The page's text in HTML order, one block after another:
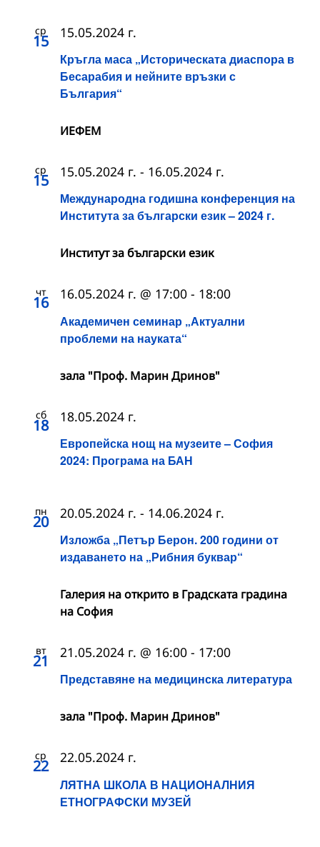
ср
15
Кръгла маса „Историческата диаспора в
Бесарабия и нейните връзки с
България“
15.05.2024 г.
ИЕФЕМ
ср
15
Международна годишна конференция на
Института за български език – 2024 г.
15.05.2024 г. - 16.05.2024 г.
Институт за български език
чт
16
Академичен семинар „Актуални
проблеми на науката“
16.05.2024 г. @ 17:00 - 18:00
зала "Проф. Марин Дринов"
сб
18
Европейска нощ на музеите – София
2024: Програма на БАН
18.05.2024 г.
пн
20
Изложба „Петър Берон. 200 години от
издаването на „Рибния буквар“
20.05.2024 г. - 14.06.2024 г.
Галерия на открито в Градската градина
на София
вт
21
Представяне на медицинска литература
21.05.2024 г. @ 16:00 - 17:00
зала "Проф. Марин Дринов"
ср
22
ЛЯТНА ШКОЛА В НАЦИОНАЛНИЯ
ЕТНОГРАФСКИ МУЗЕЙ
22.05.2024 г.